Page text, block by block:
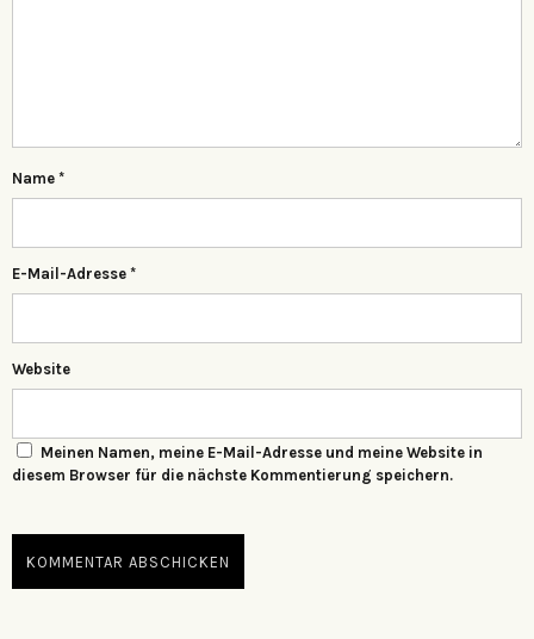
Name *
E-Mail-Adresse *
Website
Meinen Namen, meine E-Mail-Adresse und meine Website in
diesem Browser für die nächste Kommentierung speichern.